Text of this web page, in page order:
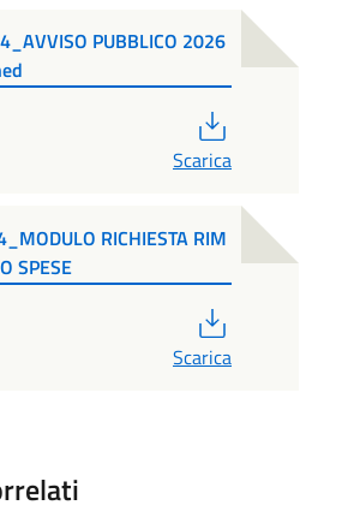
PUBBLICO 2026
Scarica
RICHIESTA RIM
SPESE
Scarica